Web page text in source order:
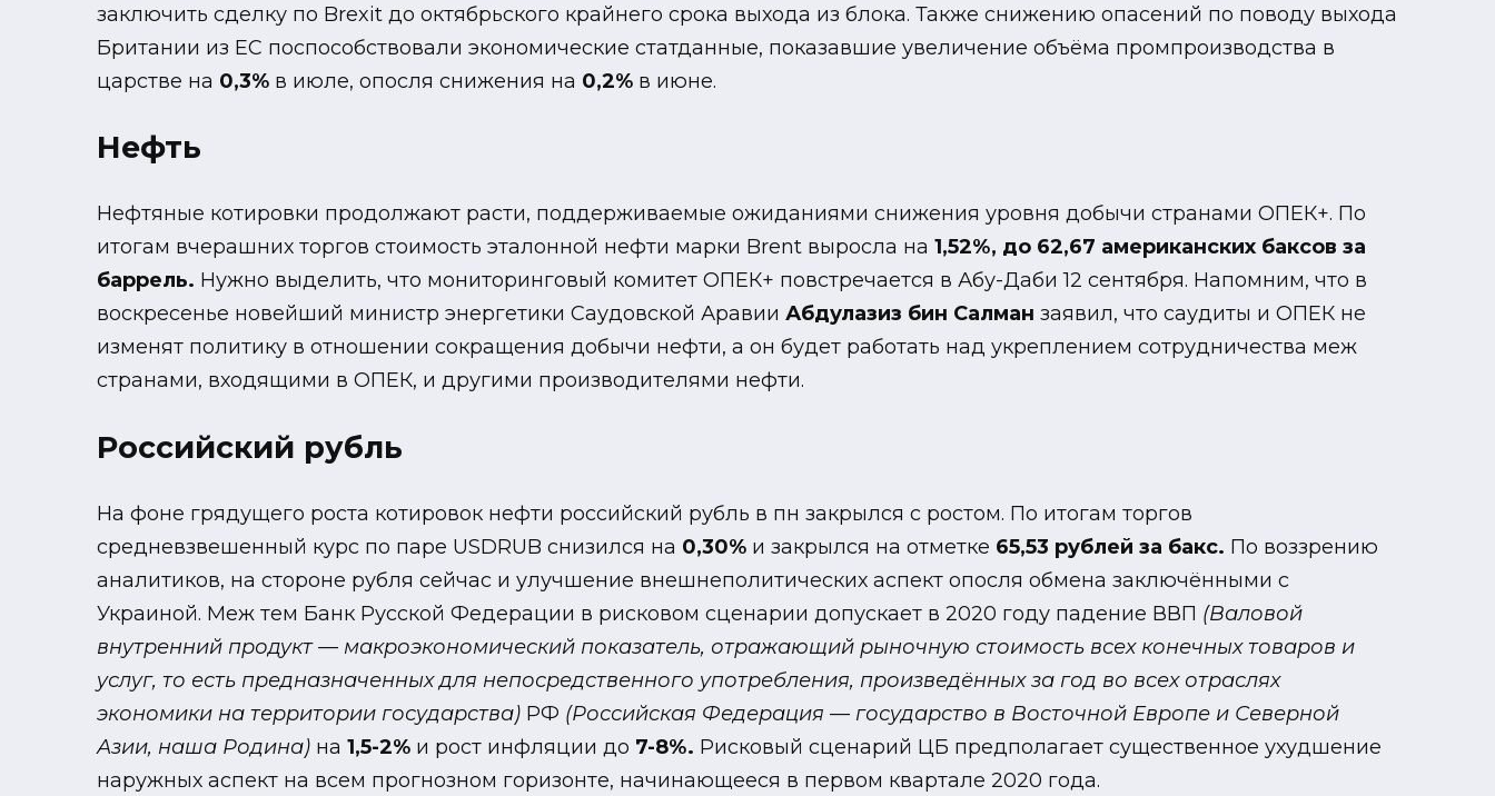
заключить сделку по Brexit до октябрьского крайнего срока выхода из блока. Также снижению опасений по поводу выхода
Британии из ЕС поспособствовали экономические статданные, показавшие увеличение объёма промпроизводства в
царстве на 0,3% в июле, опосля снижения на 0,2% в июне.
Нефть
Нефтяные котировки продолжают расти, поддерживаемые ожиданиями снижения уровня добычи странами ОПЕК+. По
итогам вчерашних торгов стоимость эталонной нефти марки Brent выросла на 1,52%, до 62,67 американских баксов за
баррель. Нужно выделить, что мониторинговый комитет ОПЕК+ повстречается в Абу-Даби 12 сентября. Напомним, что в
воскресенье новейший министр энергетики Саудовской Аравии Абдулазиз бин Салман заявил, что саудиты и ОПЕК не
изменят политику в отношении сокращения добычи нефти, а он будет работать над укреплением сотрудничества меж
странами, входящими в ОПЕК, и другими производителями нефти.
Российский рубль
На фоне грядущего роста котировок нефти российский рубль в пн закрылся с ростом. По итогам торгов
средневзвешенный курс по паре USDRUB снизился на 0,30% и закрылся на отметке 65,53 рублей за бакс. По воззрению
аналитиков, на стороне рубля сейчас и улучшение внешнеполитических аспект опосля обмена заключёнными с
Украиной. Меж тем Банк Русской Федерации в рисковом сценарии допускает в 2020 году падение ВВП (Валовой
внутренний продукт — макроэкономический показатель, отражающий рыночную стоимость всех конечных товаров и
услуг, то есть предназначенных для непосредственного употребления, произведённых за год во всех отраслях
экономики на территории государства) РФ (Российская Федерация — государство в Восточной Европе и Северной
Азии, наша Родина) на 1,5-2% и рост инфляции до 7-8%. Рисковый сценарий ЦБ предполагает существенное ухудшение
наружных аспект на всем прогнозном горизонте, начинающееся в первом квартале 2020 года.